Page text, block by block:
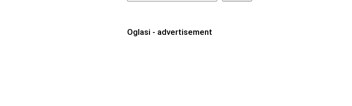
Oglasi - advertisement